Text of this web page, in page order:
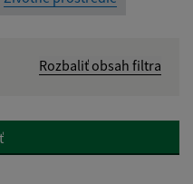
Rozbaliť obsah filtra